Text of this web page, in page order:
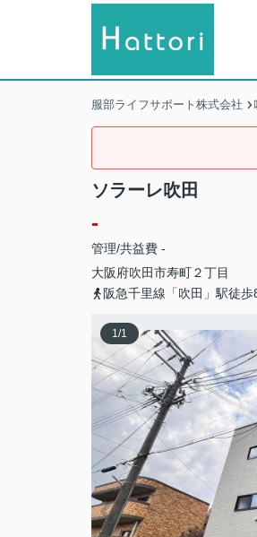
服部ライフサポート株式会社
ソラーレ吹田
-
管理/共益費 -
大阪府吹田市寿町２丁目
阪急千里線「吹田」駅徒歩
1/1